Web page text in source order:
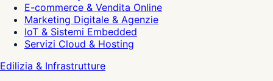
E-commerce & Vendita Online
Marketing Digitale & Agenzie
IoT & Sistemi Embedded
Servizi Cloud & Hosting
Edilizia & Infrastrutture